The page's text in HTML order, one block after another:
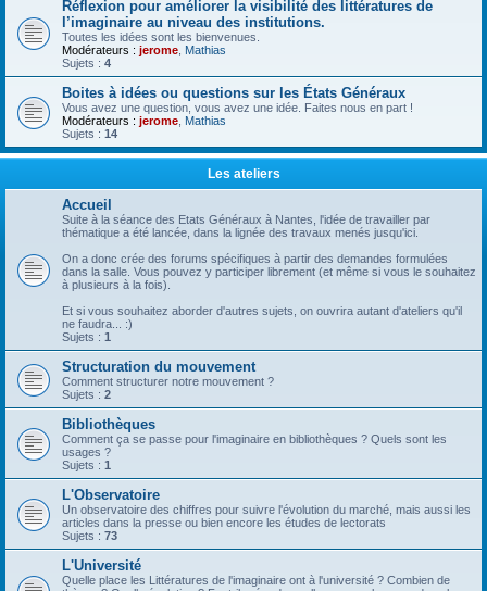
Réflexion pour améliorer la visibilité des littératures de
l’imaginaire au niveau des institutions.
Toutes les idées sont les bienvenues.
Modérateurs : jerome Mathias
Sujets : 4
Boites à idées ou questions sur les États Généraux
Vous avez une question, vous avez une idée. Faites nous en part !
Modérateurs : jerome Mathias
Sujets : 14
Les ateliers
Accueil
Suite à la séance des Etats Généraux à Nantes, l'idée de travailler par
thématique a été lancée, dans la lignée des travaux menés jusqu'ici.
On a donc crée des forums spécifiques à partir des demandes formulées
dans la salle. Vous pouvez y participer librement (et même si vous le souhaitez
à plusieurs à la fois).
Et si vous souhaitez aborder d'autres sujets, on ouvrira autant d'ateliers qu'il
ne faudra... :)
Sujets : 1
Structuration du mouvement
Comment structurer notre mouvement ?
Sujets : 2
Bibliothèques
Comment ça se passe pour l'imaginaire en bibliothèques ? Quels sont les
usages ?
Sujets : 1
L'Observatoire
Un observatoire des chiffres pour suivre l'évolution du marché, mais aussi les
articles dans la presse ou bien encore les études de lectorats
Sujets : 73
L'Université
Quelle place les Littératures de l'imaginaire ont à l'université ? Combien de